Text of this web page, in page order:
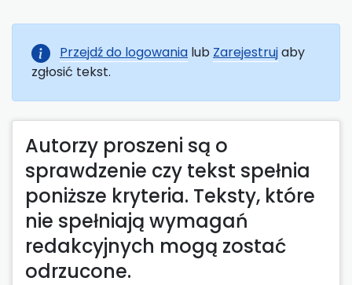
Przejdź do logowania lub Zarejestrujaby
zgłosić tekst.
Autorzy proszeni są o
sprawdzenie czy tekst spełnia
poniższe kryteria. Teksty, które
nie spełniają wymagań
redakcyjnych mogą zostać
odrzucone.